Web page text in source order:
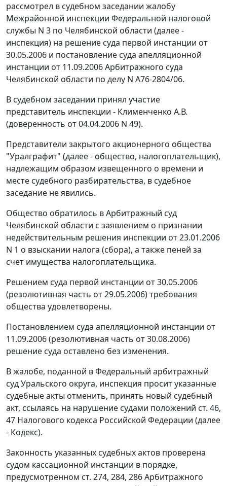
рассмотрел в судебном заседании жалобу
Межрайонной инспекции Федеральной налоговой
службы N 3 по Челябинской области (далее -
инспекция) на решение суда первой инстанции от
30.05.2006 и постановление суда апелляционной
инстанции от 11.09.2006 Арбитражного суда
Челябинской области по делу N А76-2804/06.
В судебном заседании принял участие
представитель инспекции - Клименченко А.В.
(доверенность от 04.04.2006 N 49).
Представители закрытого акционерного общества
"Уралграфит" (далее - общество, налогоплательщик),
надлежащим образом извещенного о времени и
месте судебного разбирательства, в судебное
заседание не явились.
Общество обратилось в Арбитражный суд
Челябинской области с заявлением о признании
недействительным решения инспекции от 23.01.2006
N 1 о взыскании налога (сбора), а также пеней за
счет имущества налогоплательщика.
Решением суда первой инстанции от 30.05.2006
(резолютивная часть от 29.05.2006) требования
общества удовлетворены.
Постановлением суда апелляционной инстанции от
11.09.2006 (резолютивная часть от 30.08.2006)
решение суда оставлено без изменения.
В жалобе, поданной в Федеральный арбитражный
суд Уральского округа, инспекция просит указанные
судебные акты отменить, принять новый судебный
акт, ссылаясь на нарушение судами положений ст. 46,
47 Налогового кодекса Российской Федерации (далее
- Кодекс).
Законность указанных судебных актов проверена
судом кассационной инстанции в порядке,
предусмотренном ст. 274, 284, 286Арбитражного